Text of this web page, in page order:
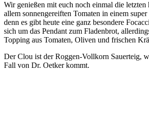
Wir genie­ßen mit euch noch ein­mal die
allem son­nen­ge­reif­ten Toma­ten in einem
denn es gibt heu­te eine ganz beson­de­re
sich um das Pen­dant zum Fla­den­brot,
Top­ping aus Toma­ten, Oli­ven und fri­schen
Der Clou ist der Rog­gen-Voll­korn Sau­er­teig,
Fall von Dr. Oet­ker kommt.